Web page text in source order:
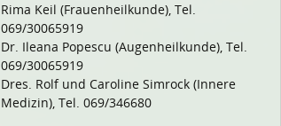
Rima Keil (Frauenheilkunde), Tel.
069/30065919
Dr. Ileana Popescu (Augenheilkunde), Tel.
069/30065919
Dres. Rolf und Caroline Simrock (Innere
Medizin), Tel. 069/346680